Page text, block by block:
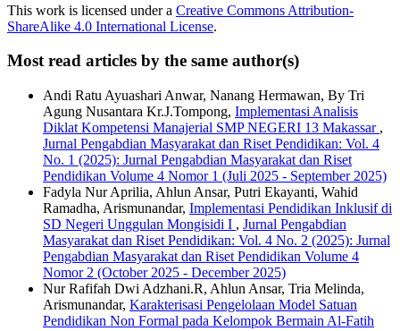
This work is licensed under a Creative Commons Attribution-
ShareAlike 4.0 International License.
Most read articles by the same author(s)
Andi Ratu Ayuashari Anwar, Nanang Hermawan, By Tri
Agung Nusantara Kr.J.Tompong, Implementasi Analisis
Diklat Kompetensi Manajerial SMP NEGERI 13 Makassar ,
Jurnal Pengabdian Masyarakat dan Riset Pendidikan: Vol. 4
No. 1 (2025): Jurnal Pengabdian Masyarakat dan Riset
Pendidikan Volume 4 Nomor 1 (Juli 2025 - September 2025)
Fadyla Nur Aprilia, Ahlun Ansar, Putri Ekayanti, Wahid
Ramadha, Arismunandar, Implementasi Pendidikan Inklusif di
SD Negeri Unggulan Mongisidi I , Jurnal Pengabdian
Masyarakat dan Riset Pendidikan: Vol. 4 No. 2 (2025): Jurnal
Pengabdian Masyarakat dan Riset Pendidikan Volume 4
Nomor 2 (October 2025 - December 2025)
Nur Rafifah Dwi Adzhani.R, Ahlun Ansar, Tria Melinda,
Arismunandar, Karakterisasi Pengelolaan Model Satuan
Pendidikan Non Formal pada Kelompok Bermain Al-Fatih